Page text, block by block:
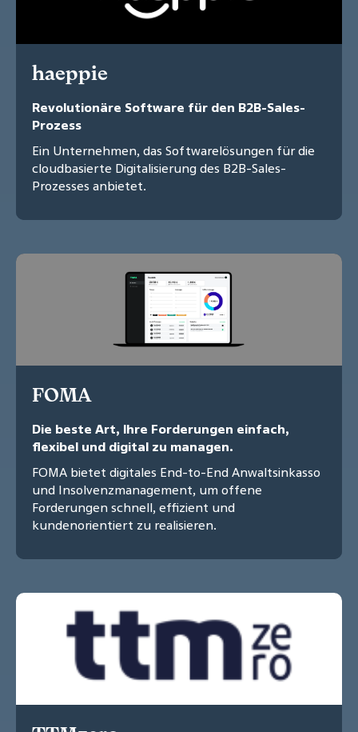
haeppie
Revolutionäre Software für den B2B-Sales-
Prozess
Ein Unternehmen, das Softwarelösungen für die
cloudbasierte Digitalisierung des B2B-Sales-
Prozesses anbietet.
FOMA
Die beste Art, Ihre Forderungen einfach,
flexibel und digital zu managen.
FOMA bietet digitales End-to-End Anwaltsinkasso
und Insolvenzmanagement, um offene
Forderungen schnell, effizient und
kundenorientiert zu realisieren.